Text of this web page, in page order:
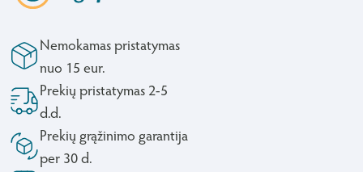
Nemokamas pristatymas
nuo 15 eur.
Prekių pristatymas 2-5
d.d.
Prekių grąžinimo garantija
per 30 d.